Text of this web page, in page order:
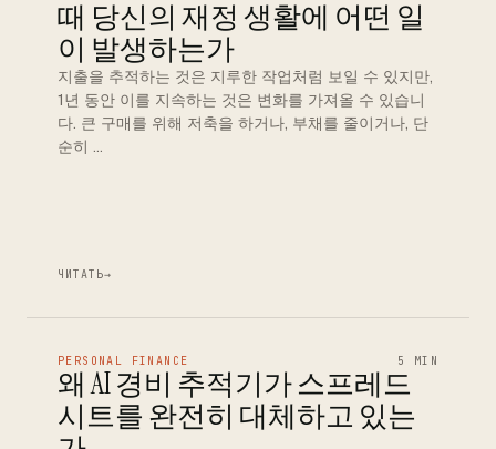
때 당신의 재정 생활에 어떤 일
이 발생하는가
지출을 추적하는 것은 지루한 작업처럼 보일 수 있지만,
1년 동안 이를 지속하는 것은 변화를 가져올 수 있습니
다. 큰 구매를 위해 저축을 하거나, 부채를 줄이거나, 단
순히 …
ЧИТАТЬ→
PERSONAL FINANCE 5 MIN
왜 AI 경비 추적기가 스프레드
시트를 완전히 대체하고 있는